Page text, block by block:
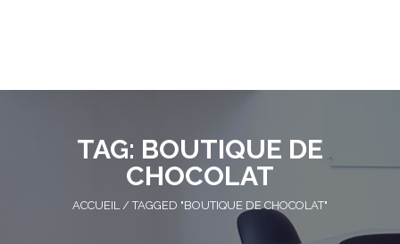
TAG: BOUTIQUE DE
CHOCOLAT
ACCUEIL / TAGGED "BOUTIQUE DE CHOCOLAT"